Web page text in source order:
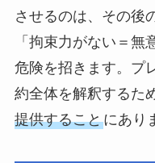
させるのは、その後
「拘束力がない＝
危険を招きます。プ
約全体を解釈するた
提供することにあり